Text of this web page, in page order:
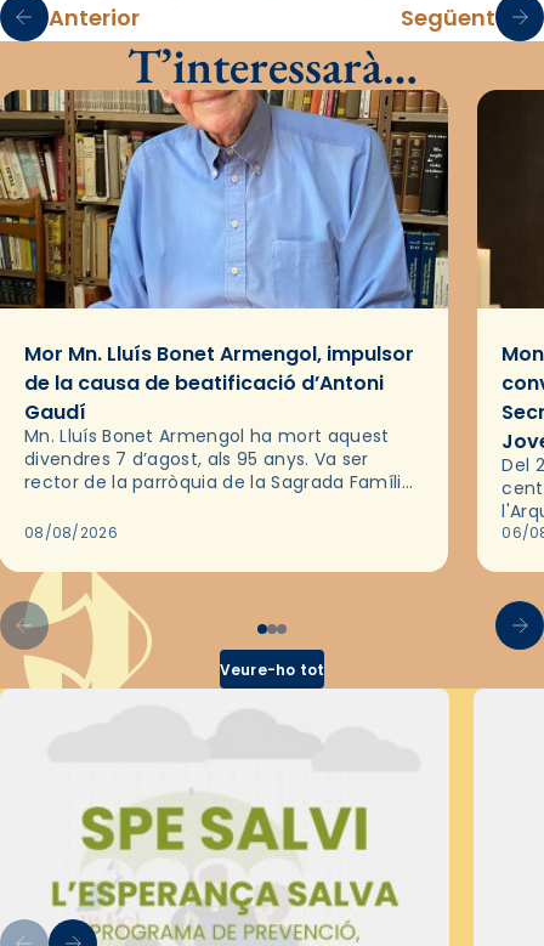
Anterior Següent
T’interessarà…
Mor Mn. Lluís Bonet Armengol, impulsor
de la causa de beatificació d’Antoni
Gaudí
Mn. Lluís Bonet Armengol ha mort aquest
divendres 7 d’agost, als 95 anys. Va ser
rector de la parròquia de la Sagrada Família
2018,…
08/08/2026
Del
les
06/
Veure-ho tot